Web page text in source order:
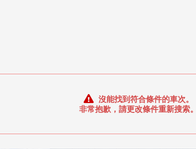
沒能找到符合條件的車次。
非常抱歉，請更改條件重新搜索。